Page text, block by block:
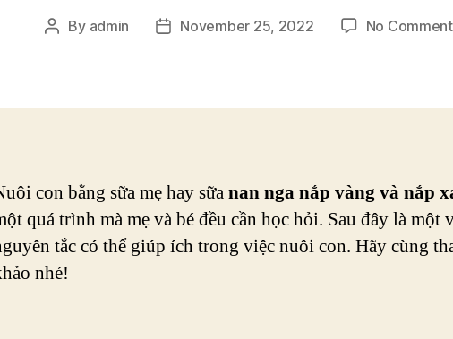
Post
By admin
PostNovember 25, 2022 No
con bằng sữa mẹ hay sữanan nga nắp vàng và nắp
quá trình mà mẹ và bé đều cần học hỏi. Sau đây là một
tắc có thể giúp ích trong việc nuôi con. Hãy cùng
nhé!